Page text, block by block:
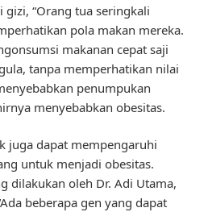
gizi, “Orang tua seringkali
pola makan mereka.
makanan cepat saji
tanpa memperhatikan nilai
penumpukan
menyebabkan obesitas.
juga dapat mempengaruhi
untuk menjadi obesitas.
dilakukan oleh Dr. Adi Utama,
beberapa gen yang dapat